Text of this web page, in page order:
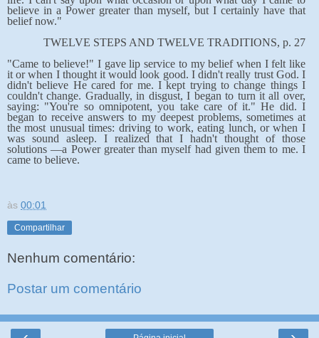
believe in a Power greater than myself, but I certainly have that
belief now."
TWELVE STEPS AND TWELVE TRADITIONS, p. 27
"Came to believe!" I gave lip service to my belief when I felt like
it or when I thought it would look good. I didn't really trust God. I
didn't believe He cared for me. I kept trying to change things I
couldn't change. Gradually, in disgust, I began to turn it all over,
saying: "You're so omnipotent, you take care of it." He did. I
began to receive answers to my deepest problems, sometimes at
the most unusual times: driving to work, eating lunch, or when I
was sound asleep. I realized that I hadn't thought of those
solutions —a Power greater than myself had given them to me. I
came to believe.
às 00:01
Compartilhar
Nenhum comentário:
Postar um comentário